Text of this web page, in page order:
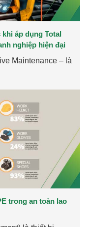
áp dụng Total
nghiệp hiện đại
Maintenance – là
trong an toàn lao